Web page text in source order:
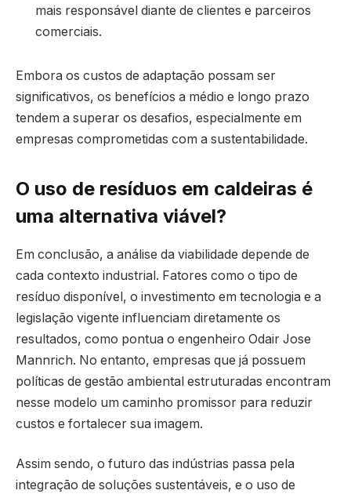
mais responsável diante de clientes e parceiros
comerciais.
Embora os custos de adaptação possam ser
significativos, os benefícios a médio e longo prazo
tendem a superar os desafios, especialmente em
empresas comprometidas com a sustentabilidade.
O uso de resíduos em caldeiras é
uma alternativa viável?
Em conclusão, a análise da viabilidade depende de
cada contexto industrial. Fatores como o tipo de
resíduo disponível, o investimento em tecnologia e a
legislação vigente influenciam diretamente os
resultados, como pontua o engenheiro Odair Jose
Mannrich. No entanto, empresas que já possuem
políticas de gestão ambiental estruturadas encontram
nesse modelo um caminho promissor para reduzir
custos e fortalecer sua imagem.
Assim sendo, o futuro das indústrias passa pela
integração de soluções sustentáveis, e o uso de